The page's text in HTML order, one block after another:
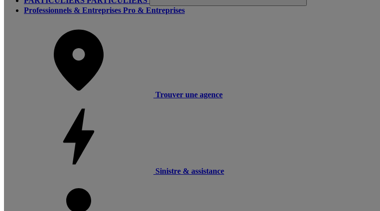
Professionnels & Entreprises Pro & Entreprises
Trouver une agence
Sinistre & assistance